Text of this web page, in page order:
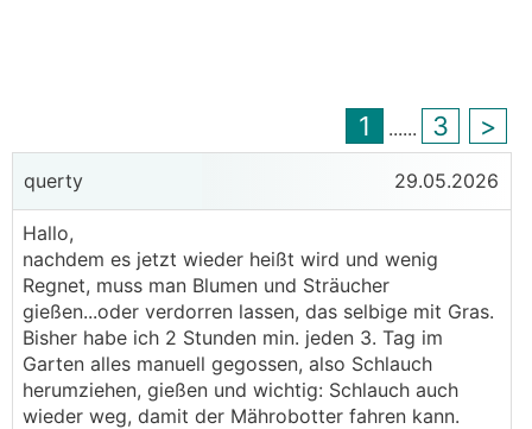
1 ...... 3 >
querty 29.05.2026
Hallo,
nachdem es jetzt wieder heißt wird und wenig
Regnet, muss man Blumen und Sträucher
gießen...oder verdorren lassen, das selbige mit Gras.
Bisher habe ich 2 Stunden min. jeden 3. Tag im
Garten alles manuell gegossen, also Schlauch
herumziehen, gießen und wichtig: Schlauch auch
wieder weg, damit der Mährobotter fahren kann.